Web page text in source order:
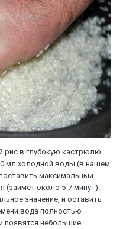
рис в глубокую кастрюлю.
мл холодной воды (в нашем
максимальный
(займет около 5-7 минут).
значение, и оставить
вода полностью
появятся небольшие